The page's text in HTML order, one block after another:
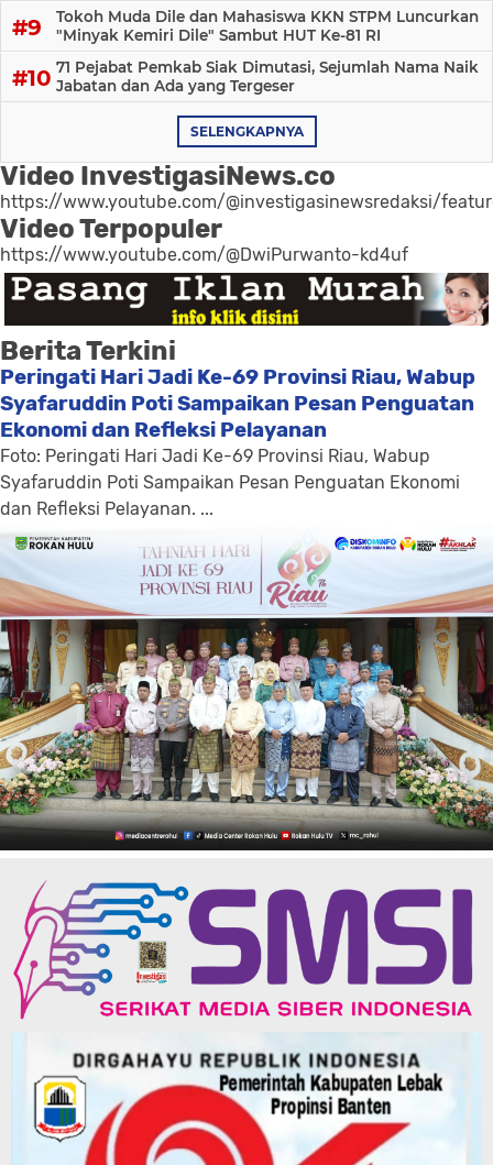
Tokoh Muda Dile dan Mahasiswa KKN STPM Luncurkan
"Minyak Kemiri Dile" Sambut HUT Ke-81 RI
71 Pejabat Pemkab Siak Dimutasi, Sejumlah Nama Naik
Jabatan dan Ada yang Tergeser
SELENGKAPNYA
Video InvestigasiNews.co
https://www.youtube.com/@investigasinewsredaksi/
Video Terpopuler
https://www.youtube.com/@DwiPurwanto-kd4uf
Berita Terkini
Peringati Hari Jadi Ke-69 Provinsi Riau, Wabup
Syafaruddin Poti Sampaikan Pesan Penguatan
Ekonomi dan Refleksi Pelayanan
Foto: Peringati Hari Jadi Ke-69 Provinsi Riau, Wabup
Syafaruddin Poti Sampaikan Pesan Penguatan Ekonomi
dan Refleksi Pelayanan. ...